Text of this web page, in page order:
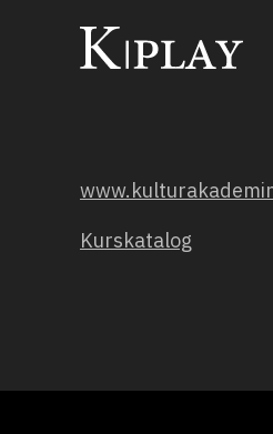
Kurskatalog